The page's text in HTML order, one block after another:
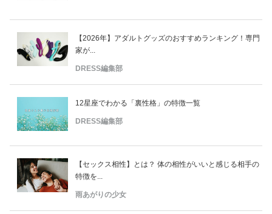
【2026年】アダルトグッズのおすすめランキング！専門
家が...
DRESS編集部
12星座でわかる「裏性格」の特徴一覧
DRESS編集部
【セックス相性】とは？ 体の相性がいいと感じる相手の
特徴を...
雨あがりの少女